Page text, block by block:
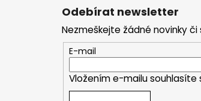
Odebírat newsletter
Nezmeškejte žádné novinky či
E-mail
Vložením e-mailu souhlasíte